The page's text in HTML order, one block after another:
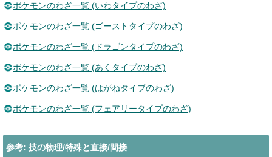
ポケモンのわざ一覧 (いわタイプのわざ)
ポケモンのわざ一覧 (ゴーストタイプのわざ)
ポケモンのわざ一覧 (ドラゴンタイプのわざ)
ポケモンのわざ一覧 (あくタイプのわざ)
ポケモンのわざ一覧 (はがねタイプのわざ)
ポケモンのわざ一覧 (フェアリータイプのわざ)
参考: 技の物理/特殊と直接/間接